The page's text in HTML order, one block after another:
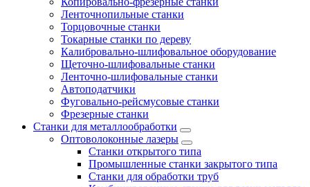
Ленточнопильные станки
Торцовочные станки
Токарные станки по дереву
Калибровально-шлифовальное оборудование
Щеточно-шлифовальные станки
Ленточно-шлифовальные станки
Автоподатчики
Фуговально-рейсмусовые станки
Фрезерные станки
Станки для металлообработки
Оптоволоконные лазеры
Станки открытого типа
Промышленные станки закрытого типа
Станки для обработки труб